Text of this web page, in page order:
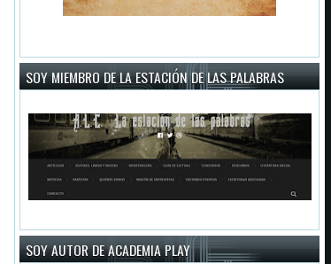
SOY MIEMBRO DE LA ESTACIÓN DE LAS PALABRAS
SOY AUTOR DE ACADEMIA PLAY